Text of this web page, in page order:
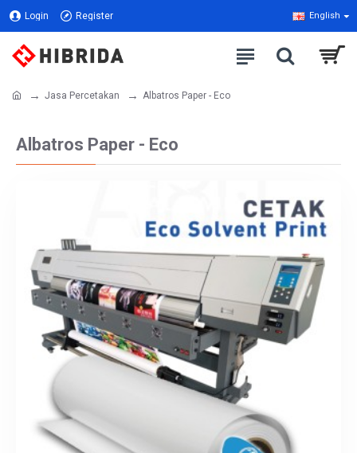
Login Register English
Jasa Percetakan Albatros Paper - Eco
Albatros Paper - Eco